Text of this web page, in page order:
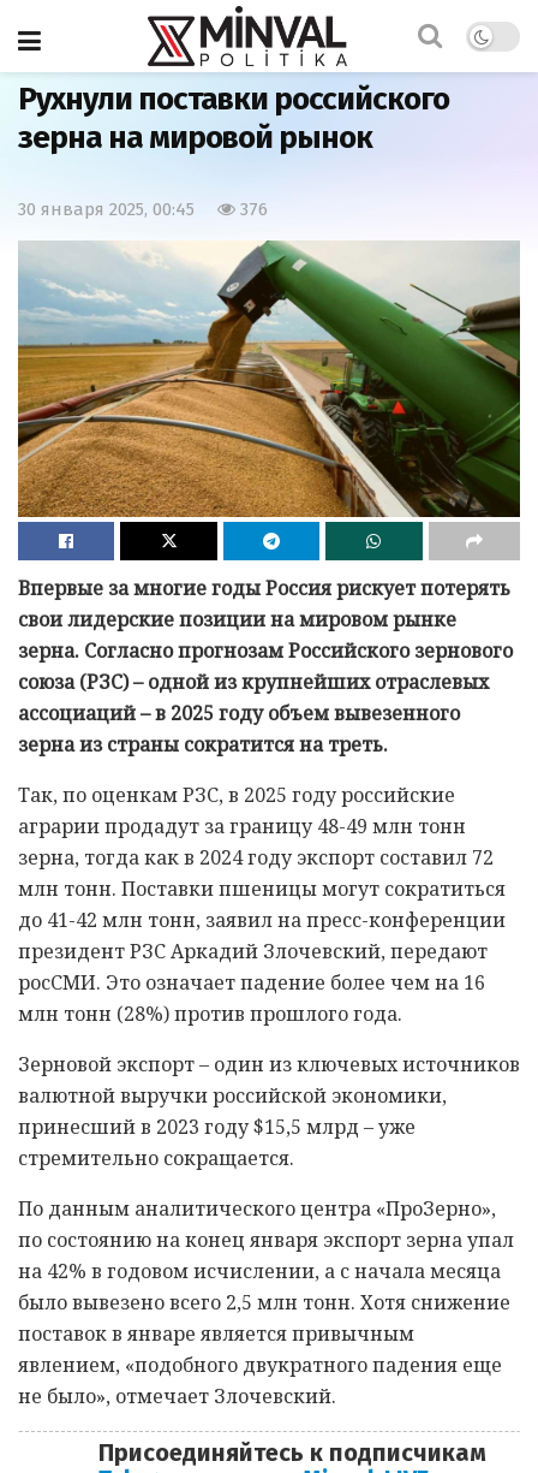
Главная Экономика
Рухнули поставки российского
зерна на мировой рынок
30 января 2025, 00:45 376
Впервые за многие годы Россия рискует потерять
свои лидерские позиции на мировом рынке
зерна. Согласно прогнозам Российского зернового
союза (РЗС) – одной из крупнейших отраслевых
ассоциаций – в 2025 году объем вывезенного
зерна из страны сократится на треть.
Так, по оценкам РЗС, в 2025 году российские
аграрии продадут за границу 48-49 млн тонн
зерна, тогда как в 2024 году экспорт составил 72
млн тонн. Поставки пшеницы могут сократиться
до 41-42 млн тонн, заявил на пресс-конференции
президент РЗС Аркадий Злочевский, передают
росСМИ. Это означает падение более чем на 16
млн тонн (28%) против прошлого года.
Зерновой экспорт – один из ключевых источников
валютной выручки российской экономики,
принесший в 2023 году $15,5 млрд – уже
стремительно сокращается.
По данным аналитического центра «ПроЗерно»,
по состоянию на конец января экспорт зерна упал
на 42% в годовом исчислении, а с начала месяца
было вывезено всего 2,5 млн тонн. Хотя снижение
поставок в январе является привычным
явлением, «подобного двукратного падения еще
не было», отмечает Злочевский.
Присоединяйтесь к подписчикам